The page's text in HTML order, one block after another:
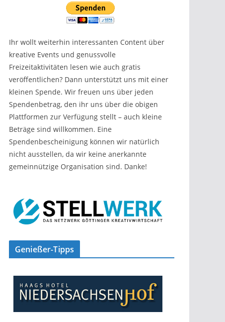
Ihr wollt weiterhin interessanten Content über
kreative Events und genussvolle
Freizeitaktivitäten lesen wie auch gratis
veröffentlichen? Dann unterstützt uns mit einer
kleinen Spende. Wir freuen uns über jeden
Spendenbetrag, den ihr uns über die obigen
Plattformen zur Verfügung stellt – auch kleine
Beträge sind willkommen. Eine
Spendenbescheinigung können wir natürlich
nicht ausstellen, da wir keine anerkannte
gemeinnützige Organisation sind. Danke!
Genießer-Tipps